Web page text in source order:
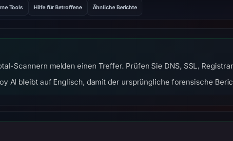
Tools Hilfe für Betroffene Ähnliche Berichte
Scannern melden einen Treffer. Prüfen Sie DNS, SSL,
AI bleibt auf Englisch, damit der ursprüngliche forensische